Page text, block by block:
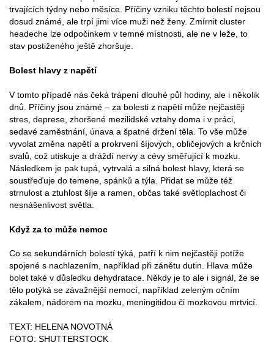
trvajících týdny nebo měsíce. Příčiny vzniku těchto bolestí nejsou
dosud známé, ale trpí jimi více muži než ženy. Zmírnit cluster
headeche lze odpočinkem v temné místnosti, ale ne v leže, to
stav postiženého ještě zhoršuje.
Bolest hlavy z napětí
V tomto případě nás čeká trápení dlouhé půl hodiny, ale i několik
dnů. Příčiny jsou známé – za bolesti z napětí může nejčastěji
stres, deprese, zhoršené mezilidské vztahy doma i v práci,
sedavé zaměstnání, únava a špatné držení těla. To vše může
vyvolat změna napětí a prokrvení šíjových, obličejových a krčních
svalů, což utiskuje a dráždí nervy a cévy směřující k mozku.
Následkem je pak tupá, vytrvalá a silná bolest hlavy, která se
soustřeďuje do temene, spánků a týla. Přidat se může též
strnulost a ztuhlost šíje a ramen, občas také světloplachost či
nesnášenlivost světla.
Když za to může nemoc
Co se sekundárních bolestí týká, patří k nim nejčastěji potíže
spojené s nachlazením, například při zánětu dutin. Hlava může
bolet také v důsledku dehydratace. Někdy je to ale i signál, že se
tělo potýká se závažnější nemocí, například zeleným očním
zákalem, nádorem na mozku, meningitidou či mozkovou mrtvicí.
TEXT: HELENA NOVOTNÁ
FOTO: SHUTTERSTOCK